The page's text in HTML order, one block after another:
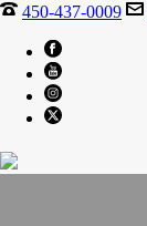
450-437-0009